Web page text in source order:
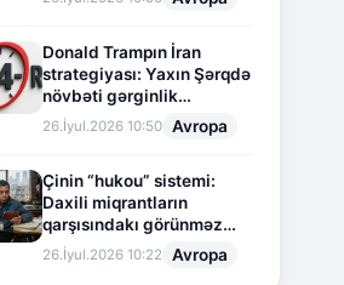
Donald Trampın İran
strategiyası: Yaxın Şərqdə
növbəti gərginlik
mərhələsi
26.İyul.2026 10:50 Avropa
Çinin “hukou” sistemi:
Daxili miqrantların
qarşısındakı görünməz
sədd
26.İyul.2026 10:22 Avropa